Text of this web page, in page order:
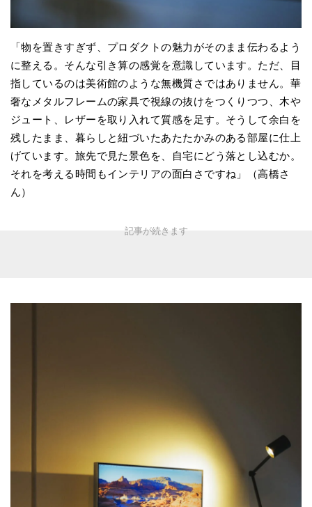
「物を置きすぎず、プロダクトの魅力がそのまま伝わるよう
に整える。そんな引き算の感覚を意識しています。ただ、目
指しているのは美術館のような無機質さではありません。華
奢なメタルフレームの家具で視線の抜けをつくりつつ、木や
ジュート、レザーを取り入れて質感を足す。そうして余白を
残したまま、暮らしと紐づいたあたたかみのある部屋に仕上
げています。旅先で見た景色を、自宅にどう落とし込むか。
それを考える時間もインテリアの面白さですね」（高橋さ
ん）